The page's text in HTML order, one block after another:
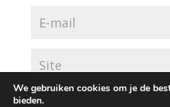
We gebruiken cookies om je de
bieden.